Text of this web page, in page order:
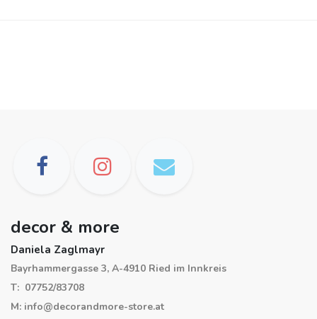
decor & more
Daniela Zaglmayr
Bayrhammergasse 3, A-4910 Ried im Innkreis
T: 07752/83708
M: info@decorandmore-store.at